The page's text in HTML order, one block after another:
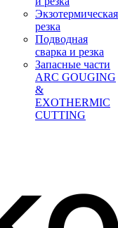
Экзотермическая
резка
Подводная
сварка и резка
Запасные части
ARC GOUGING
&
EXOTHERMIC
CUTTING